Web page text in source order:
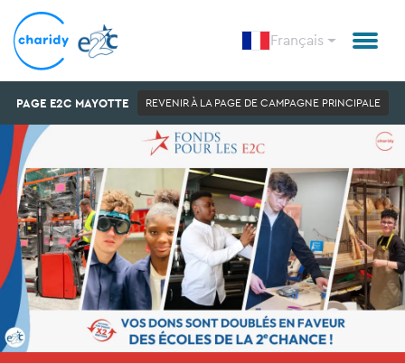
Français
PAGE E2C MAYOTTE REVENIR À LA PAGE DE CAMPAGNE PRINCIPALE